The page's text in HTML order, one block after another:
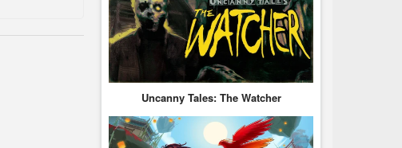
Uncanny Tales: The Watcher